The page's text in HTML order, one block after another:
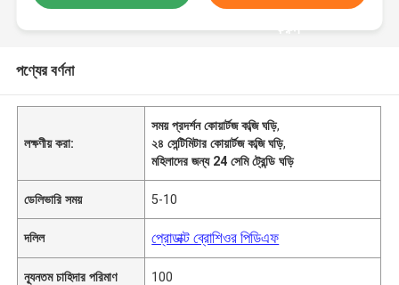
করুন
পণ্যের বর্ণনা
লক্ষণীয় করা:
সময় প্রদর্শন কোয়ার্টজ কব্জি ঘড়ি,
২৪ সেন্টিমিটার কোয়ার্টজ কব্জি ঘড়ি,
মহিলাদের জন্য 24 সেমি ট্রেন্ডি ঘড়ি
ডেলিভারি সময় 5-10
দলিল প্রোডাক্ট ব্রোশিওর পিডিএফ
ন্যূনতম চাহিদার পরিমাণ 100